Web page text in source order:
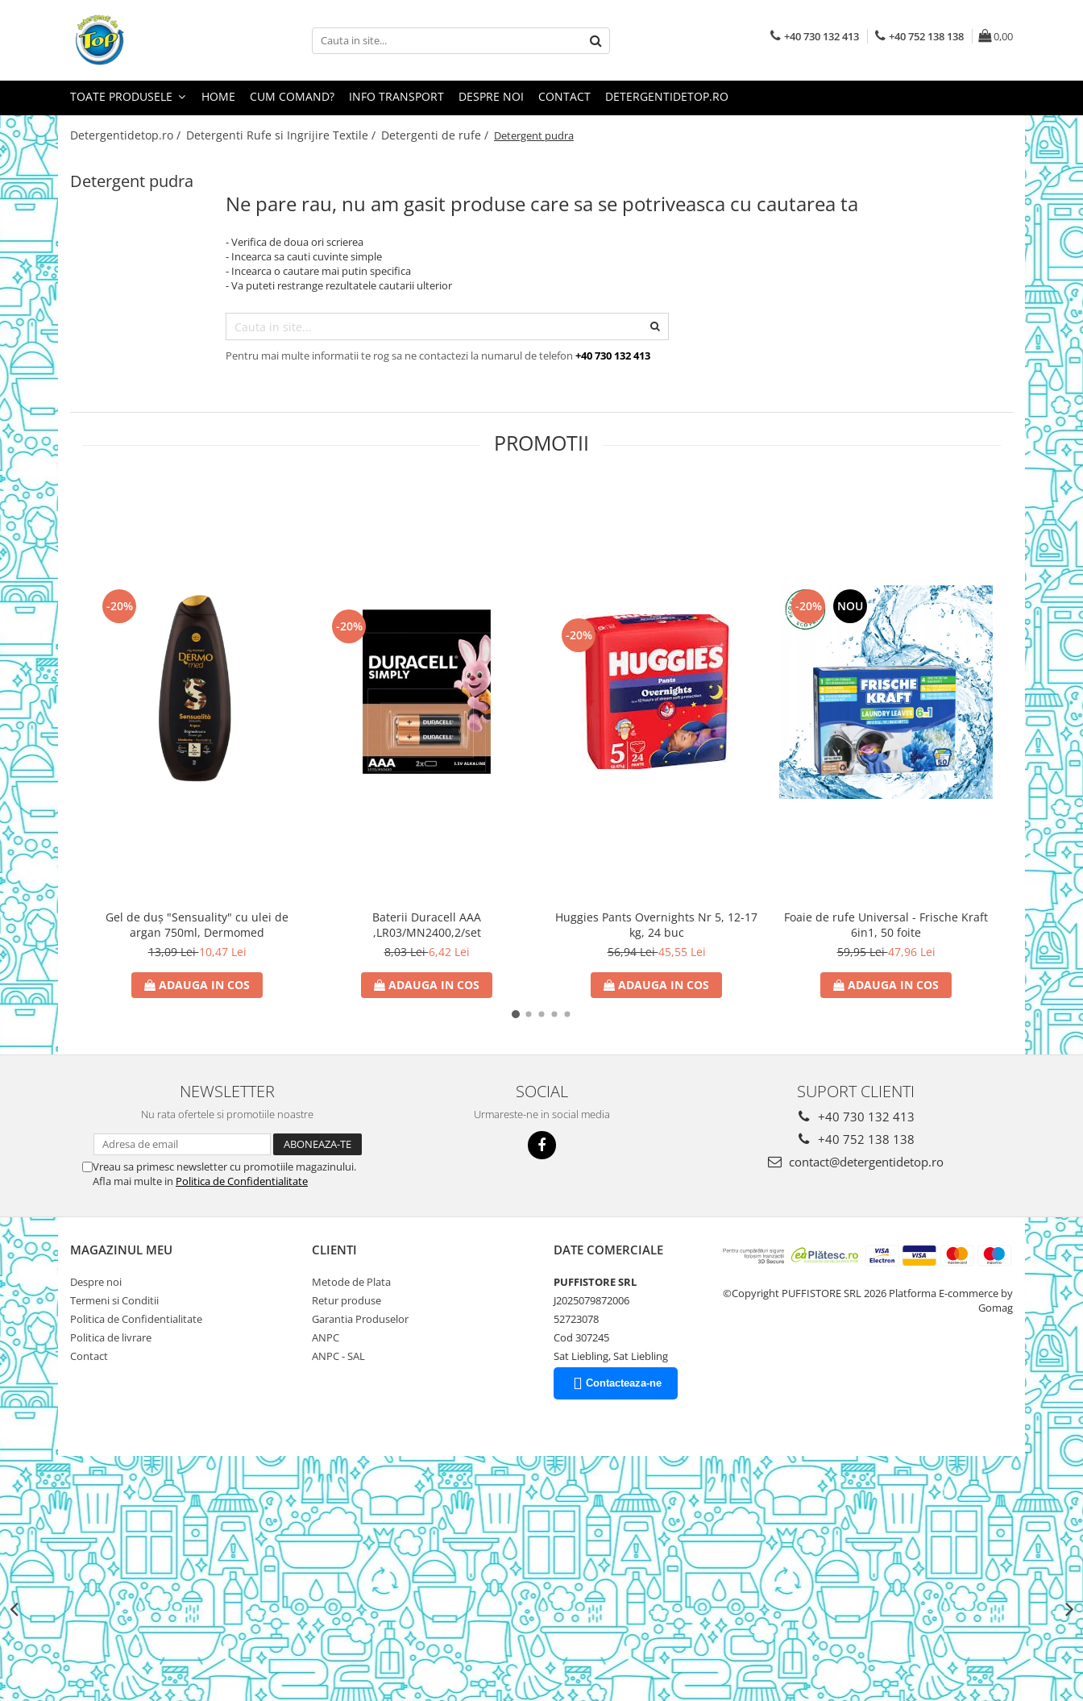
Toate Produsele
Detergenti Pudra
Detergent Lichid
Balsam De Rufe
Detergenti Curatenie Casa
Sano Detergent Pardoseli
Asevi Pardoseli
Produse Pentru Baie
Produse Pentru Bucatarie
Detergenti Curatenie Casa
Detergent Pardoseli
Detergent Geamuri
Detergent Mobila
Detergenti De Haine
Detergent Capsule
Detergent Pentru Pete
Detergent Ariel
Balsam De Rufe
Semana Balsam Rufe
Sano Maxima Balsam
Pachete Produse Curatenie
Produse Pentru Baie
Duck WC
Odorizant WC Bref
Odorizant Vas WC
Odorizant Bazin WC
Cantar
Produse Pentru Bucatarie
Detergent Vase Pentru Masina
Detergent Vase Manual
Solutie Clatire Vase
Sare Masina De Spalat
Folie Si Pungi Alimentare
Lavete Si Bureti
Curatenie Bucatarie
Pungi Ambalare / Saci Menajeri
Vase Si Accesorii
Diverse pentru bucatarie
Igiena si Dezinfectie
Cif Spray Baie
Detartrant WC
Dezinfectant Baie
Dezinfectant Bucatarie
Dezinfectant Sano
Igienol Dezinfectant
Produse Curatenie Baie
Produse Sano Baie
Hartie Igienica
Prosoape De Hartie Si Servetele
Prosoape de Hartie
Odorizant Camera Profesional
Odorizant Camera Electric
Odorizant Camera Air Wick
Odorizant Camera cu Betisoare
Odorizant Camera Electric
Profesional
Odorizant Camera Ambi Pur
Rezerva Odorizant Camera
Rezerva Odorizant Camera Glade
Rezerva Odorizant Camera Air Wick
Ingrijire Bebelusi
Servetele Umede Bebelusi
Suplimente Bebelusi
Lenjerii
Ingrijire Bebelusi
Scutece
Scutece Huggies
Scutece Happy
Scutece Pampers Bebelusi
+40 730 132 413 +40 752 138 138 0,00
TOATE PRODUSELE HOME CUM COMAND? INFO TRANSPORT DESPRE NOI CONTACT DETERGENTIDETOP.RO
Detergentidetop.ro / Detergenti Rufe si Ingrijire Textile / Detergenti de rufe / Detergent pudra
Detergent pudra
Ne pare rau, nu am gasit produse care sa se potriveasca cu cautarea ta
- Verifica de doua ori scrierea
- Incearca sa cauti cuvinte simple
- Incearca o cautare mai putin specifica
- Va puteti restrange rezultatele cautarii ulterior
Pentru mai multe informatii te rog sa ne contactezi la numarul de telefon +40 730 132 413
PROMOTII
-20%
Gel de duș "Sensuality" cu ulei de
argan 750ml, Dermomed
13,09 Lei10,47 Lei
ADAUGA IN COS
-20%
Baterii Duracell AAA
,LR03/MN2400,2/set
8,03 Lei6,42 Lei
ADAUGA IN COS
-20%
Huggies Pants Overnights Nr 5, 12-17
kg, 24 buc
56,94 Lei45,55 Lei
ADAUGA IN COS
-20% NOU
Foaie de rufe Universal - Frische Kraft
6in1, 50 foite
59,95 Lei47,96 Lei
ADAUGA IN COS
-20%
Persil
NEWSLETTER
Nu rata ofertele si promotiile noastre
Vreau sa primesc newsletter cu promotiile magazinului.
Afla mai multe in Politica de Confidentialitate
SOCIAL
Urmareste-ne in social media
SUPORT CLIENTI
+40 730 132 413
+40 752 138 138
contact@detergentidetop.ro
MAGAZINUL MEU
Despre noi
Termeni si Conditii
Politica de Confidentialitate
Politica de livrare
Contact
CLIENTI
Metode de Plata
Retur produse
Garantia Produselor
ANPC
ANPC - SAL
DATE COMERCIALE
PUFFISTORE SRL
J2025079872006
52723078
Cod 307245
Sat Liebling, Sat Liebling
Contacteaza-ne
©Copyright PUFFISTORE SRL 2026 Platforma E-commerce by
Gomag